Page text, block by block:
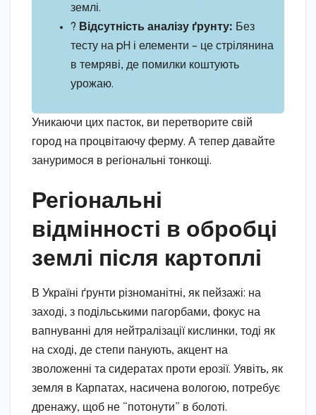
землі.
? Відсутність аналізу ґрунту: Без
тесту на pH і елементи – це стрілянина
в темряві, де помилки коштують
урожаю.
Уникаючи цих пасток, ви перетворите свій
город на процвітаючу ферму. А тепер давайте
зануримося в регіональні тонкощі.
Регіональні
відмінності в обробці
землі після картоплі
В Україні ґрунти різноманітні, як пейзажі: на
заході, з подільськими пагорбами, фокус на
вапнуванні для нейтралізації кислинки, тоді як
на сході, де степи панують, акцент на
зволоженні та сидератах проти ерозії. Уявіть, як
земля в Карпатах, насичена вологою, потребує
дренажу, щоб не “потонути” в болоті.